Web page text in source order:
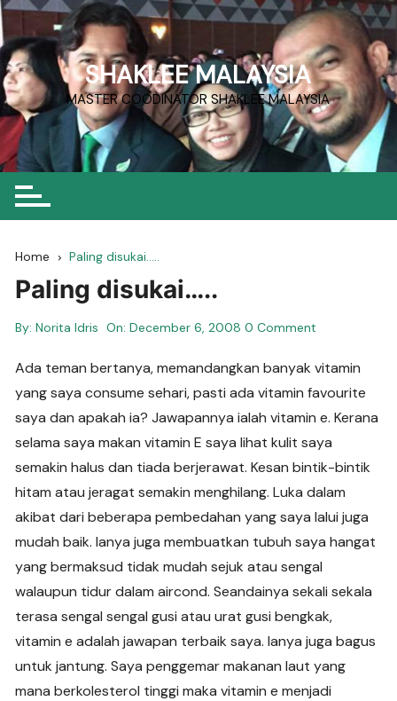
Skip
to
content
SHAKLEE MALAYSIA
MASTER COODINATOR SHAKLEE MALAYSIA
Home Paling disukai…..
Paling disukai…..
By: Norita Idris On:December 6, 2008 0 Comment
Ada teman bertanya, memandangkan banyak vitamin
yang saya consume sehari, pasti ada vitamin favourite
saya dan apakah ia? Jawapannya ialah vitamin e. Kerana
selama saya makan vitamin E saya lihat kulit saya
semakin halus dan tiada berjerawat. Kesan bintik-bintik
hitam atau jeragat semakin menghilang. Luka dalam
akibat dari beberapa pembedahan yang saya lalui juga
mudah baik. Ianya juga membuatkan tubuh saya hangat
yang bermaksud tidak mudah sejuk atau sengal
walaupun tidur dalam aircond. Seandainya sekali sekala
terasa sengal sengal gusi atau urat gusi bengkak,
vitamin e adalah jawapan terbaik saya. Ianya juga bagus
untuk jantung. Saya penggemar makanan laut yang
mana berkolesterol tinggi maka vitamin e menjadi